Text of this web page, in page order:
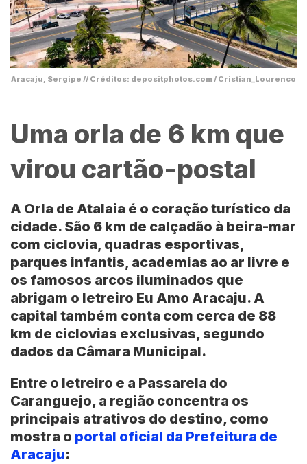
Aracaju, Sergipe // Créditos: depositphotos.com / Cristian_Lourenco
Uma orla de 6 km que
virou cartão-postal
A Orla de Atalaia é o coração turístico da
cidade. São 6 km de calçadão à beira-mar
com ciclovia, quadras esportivas,
parques infantis, academias ao ar livre e
os famosos arcos iluminados que
abrigam o letreiro Eu Amo Aracaju. A
capital também conta com cerca de 88
km de ciclovias exclusivas, segundo
dados da Câmara Municipal.
Entre o letreiro e a Passarela do
Caranguejo, a região concentra os
principais atrativos do destino, como
mostra o portal oficial da Prefeitura de
Aracaju: